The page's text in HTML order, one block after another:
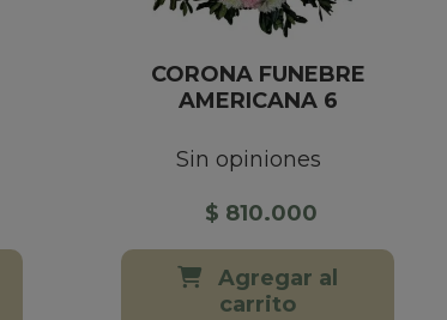
CORONA FUNEBRE
AMERICANA 6
Sin opiniones
$ 810.000
Agregar al
carrito